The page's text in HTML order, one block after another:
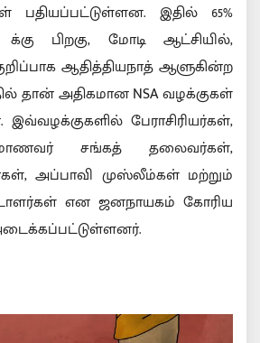
பதியப்பட்டுள்ளன. இதில் 65%
க்கு பிறகு, மோடி ஆட்சியில்,
ஆதித்தியநாத் ஆளுகின்ற
தான் அதிகமான NSA வழக்குகள்
பேராசிரியர்கள்,
சங்கத் தலைவர்கள்,
அப்பாவி முஸ்லீம்கள் மற்றும்
என ஜனநாயகம் கோரிய